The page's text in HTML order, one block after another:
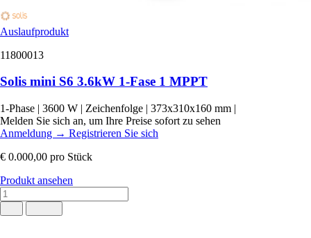
Auslaufprodukt
11800013
Solis mini S6 3.6kW 1-Fase 1 MPPT
1-Phase | 3600 W | Zeichenfolge | 373x310x160 mm |
Melden Sie sich an, um Ihre Preise sofort zu sehen
Anmeldung → Registrieren Sie sich
€ 0.000,00 pro Stück
Produkt ansehen